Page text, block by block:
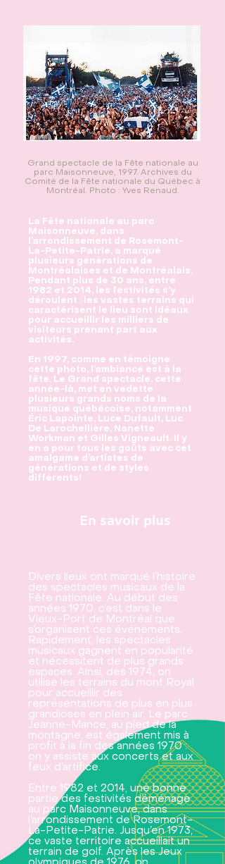
Grand spectacle de la Fête nationale au
parc Maisonneuve, 1997. Archives du
Comité de la Fête nationale du Québec à
Montréal. Photo : Yves Renaud.
La Fête nationale au parc
Maisonneuve, dans
l’arrondissement de Rosemont-
La-Petite-Patrie, a marqué
plusieurs générations de
Montréalaises et de Montréalais.
Pendant plus de 30 ans, entre
1982 et 2014, les festivités s’y
déroulent : les vastes terrains qui
caractérisent le lieu sont idéaux
pour accueillir les milliers de
visiteurs prenant part aux
activités.
En 1997, comme en témoigne
cette photo, l’ambiance est à la
fête. Le Grand spectacle, cette
année-là, met en vedette
plusieurs grands noms de la
musique québécoise, notamment
Éric Lapointe, Luce Dufault, Luc
De Larochellière, Nanette
Workman et Gilles Vigneault. Il y
en a pour tous les goûts avec cet
amalgame d’artistes de
générations et de styles
différents!
En savoir plus
Divers lieux ont marqué l’histoire
des spectacles musicaux de la
Fête nationale. Au début des
années 1970, c’est dans le
Vieux-Port de Montréal que
s’organisent ces événements.
Rapidement, les spectacles
musicaux gagnent en popularité
et nécessitent de plus grands
espaces. Ainsi, dès 1974, on
utilise les terrains du mont Royal
pour accueillir des
représentations de plus en plus
grandioses en plein air. Le parc
Jeanne-Mance, au pied de la
montagne, est également mis à
profit à la fin des années 1970 :
on y assiste aux concerts et aux
feux d’artifice.
Entre 1982 et 2014, une bonne
partie des festivités déménage
au parc Maisonneuve, dans
l’arrondissement de Rosemont-
La-Petite-Patrie. Jusqu’en 1973,
ce vaste territoire accueillait un
terrain de golf. Après les Jeux